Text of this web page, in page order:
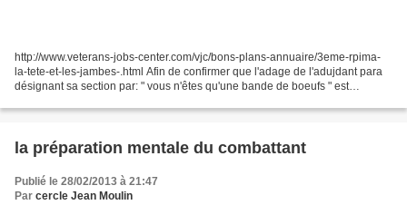
http://www.veterans-jobs-center.com/vjc/bons-plans-annuaire/3eme-rpima-
la-tete-et-les-jambes-.html Afin de confirmer que l'adage de l'adujdant para
désignant sa section par: " vous n'êtes qu'une bande de boeufs " est
la préparation mentale du combattant
Publié le 28/02/2013 à 21:47
Par cercle Jean Moulin